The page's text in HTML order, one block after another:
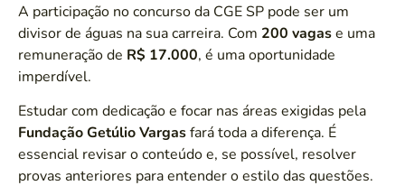
A participação no concurso da CGE SP pode ser um
divisor de águas na sua carreira. Com 200 vagase uma
remuneração de R$ 17.000, é uma oportunidade
imperdível.
Estudar com dedicação e focar nas áreas exigidas pela
Fundação Getúlio Vargasfará toda a diferença. É
essencial revisar o conteúdo e, se possível, resolver
provas anteriores para entender o estilo das questões.